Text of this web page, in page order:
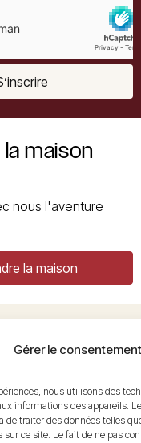
Gérer le consentement
nous utilisons des
informations des appareils.
de traiter des données telles
ce site. Le fait de ne pas
maison
nous l'aventure
la maison